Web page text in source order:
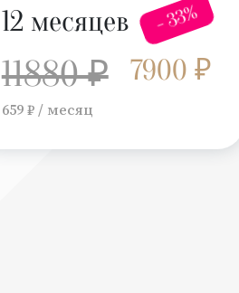
12 месяцев - 33%
11880 ₽ 7900 ₽
659 ₽ / месяц